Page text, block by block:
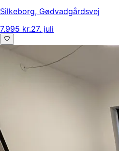
Silkeborg, Gødvadgårdsvej
7.995 kr.27. juli